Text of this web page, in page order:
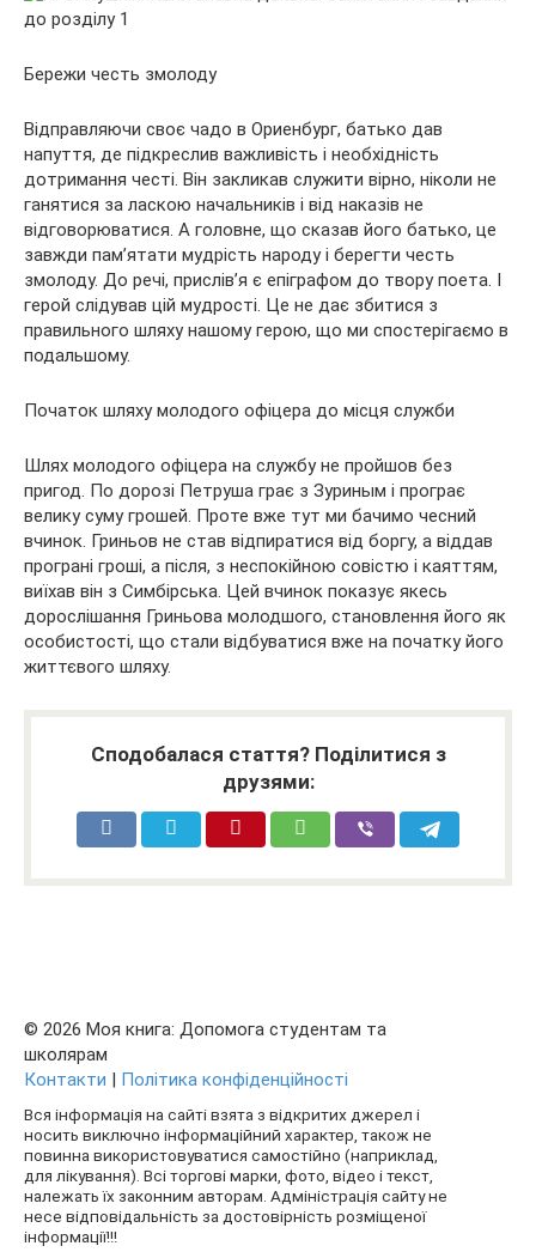
Бережи честь змолоду
Відправляючи своє чадо в Ориенбург, батько дав
напуття, де підкреслив важливість і необхідність
дотримання честі. Він закликав служити вірно, ніколи не
ганятися за ласкою начальників і від наказів не
відговорюватися. А головне, що сказав його батько, це
завжди пам’ятати мудрість народу і берегти честь
змолоду. До речі, прислів’я є епіграфом до твору поета. І
герой слідував цій мудрості. Це не дає збитися з
правильного шляху нашому герою, що ми спостерігаємо в
подальшому.
Початок шляху молодого офіцера до місця служби
Шлях молодого офіцера на службу не пройшов без
пригод. По дорозі Петруша грає з Зуриным і програє
велику суму грошей. Проте вже тут ми бачимо чесний
вчинок. Гриньов не став відпиратися від боргу, а віддав
програні гроші, а після, з неспокійною совістю і каяттям,
виїхав він з Симбірська. Цей вчинок показує якесь
дорослішання Гриньова молодшого, становлення його як
особистості, що стали відбуватися вже на початку його
життєвого шляху.
Сподобалася стаття? Поділитися з
друзями:
© 2026 Моя книга: Допомога студентам та
школярам
Контакти | Політика конфіденційності
Вся інформація на сайті взята з відкритих джерел і
носить виключно інформаційний характер, також не
повинна використовуватися самостійно (наприклад,
для лікування). Всі торгові марки, фото, відео і текст,
належать їх законним авторам. Адміністрація сайту не
несе відповідальність за достовірність розміщеної
інформації!!!